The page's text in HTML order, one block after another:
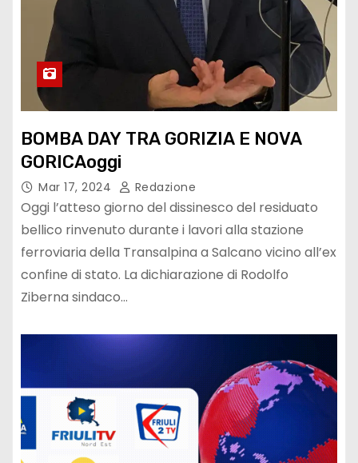
BOMBA DAY TRA GORIZIA E NOVA
GORICAoggi
Mar 17, 2024 Redazione
Oggi l’atteso giorno del dissinesco del residuato
bellico rinvenuto durante i lavori alla stazione
ferroviaria della Transalpina a Salcano vicino all’ex
confine di stato. La dichiarazione di Rodolfo
Ziberna sindaco…